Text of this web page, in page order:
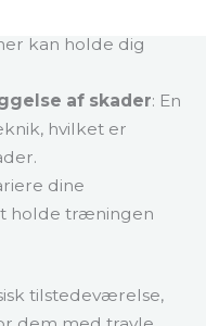
kan holde dig
af skader: En
hvilket er
dine
holde træningen
tilstedeværelse,